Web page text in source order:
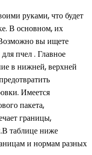
руками, что будет
В основном, их
вы ищете
пчел . Главное
в нижней, верхней
Имеется
пакета,
границы,
таблице ниже
и нормам разных